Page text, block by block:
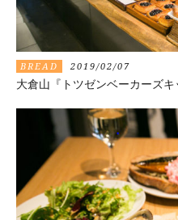
BREAD 2019/02/07
大倉山『トツゼンベーカーズキ